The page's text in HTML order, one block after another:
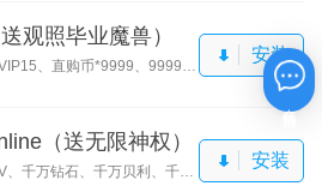
观照毕业魔兽）
安装
（送无限神权）
安装